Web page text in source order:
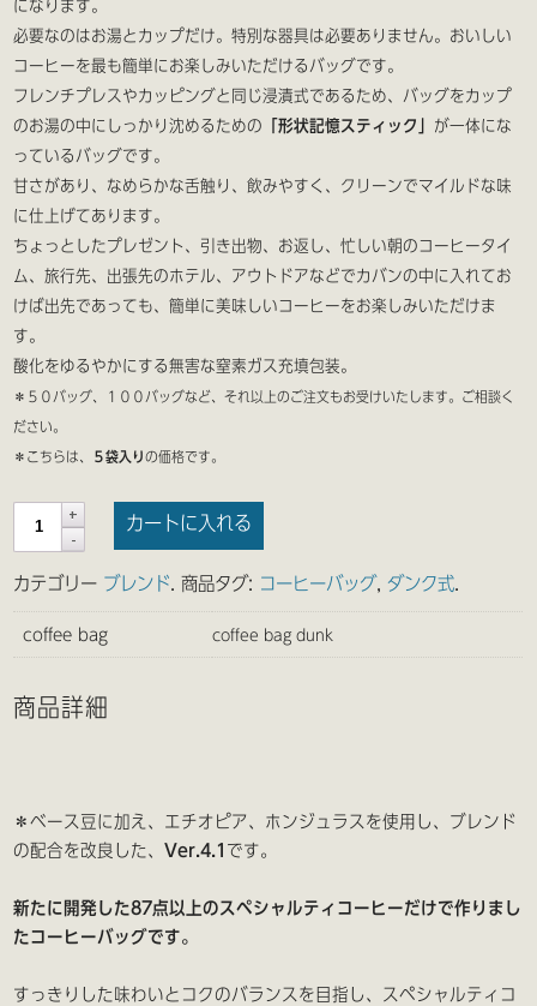
になります。
必要なのはお湯とカップだけ。特別な器具は必要ありません。おいしい
コーヒーを最も簡単にお楽しみいただけるバッグです。
フレンチプレスやカッピングと同じ浸漬式であるため、バッグをカップ
のお湯の中にしっかり沈めるための 「形状記憶スティック」 が一体にな
っているバッグです。
甘さがあり、なめらかな舌触り、飲みやすく、クリーンでマイルドな味
に仕上げてあります。
ちょっとしたプレゼント、引き出物、お返し、忙しい朝のコーヒータイ
ム、旅行先、出張先のホテル、アウトドアなどでカバンの中に入れてお
けば出先であっても、簡単に美味しいコーヒーをお楽しみいただけま
す。
酸化をゆるやかにする無害な窒素ガス充填包装。
＊５０バッグ、１００バッグなど、それ以上のご注文もお受けいたします。ご相談く
ださい。
＊こちらは、 ５袋入りの価格です。
カートに入れる
カテゴリー ブレンド 商品タグ: コーヒーバッグ,ダンク式
coffee bag coffee bag dunk
商品詳細
＊ベース豆に加え、エチオピア、ホンジュラスを使用し、ブレンド
の配合を改良した、Ver.4.1 です。
新たに開発した87点以上のスペシャルティコーヒーだけで作りまし
たコーヒーバッグです。
すっきりした味わいとコクのバランスを目指し、スペシャルティコ